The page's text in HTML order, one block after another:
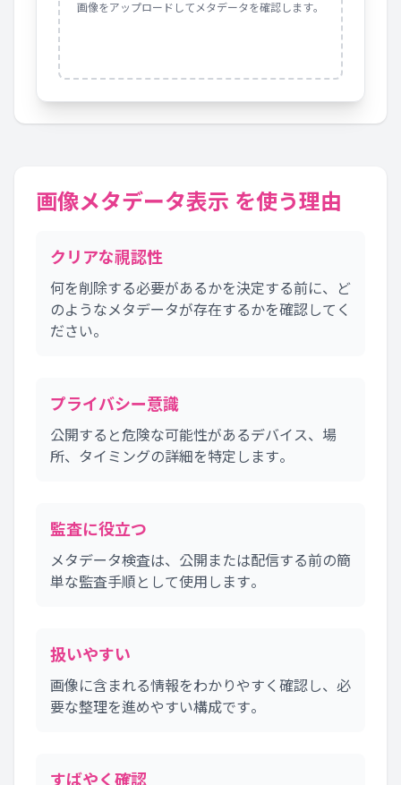
画像をアップロードしてメタデータを確認します。
画像メタデータ表示 を使う理由
クリアな視認性
何を削除する必要があるかを決定する前に、ど
のようなメタデータが存在するかを確認してく
ださい。
プライバシー意識
公開すると危険な可能性があるデバイス、場
所、タイミングの詳細を特定します。
監査に役立つ
メタデータ検査は、公開または配信する前の簡
単な監査手順として使用します。
扱いやすい
画像に含まれる情報をわかりやすく確認し、必
要な整理を進めやすい構成です。
すばやく確認